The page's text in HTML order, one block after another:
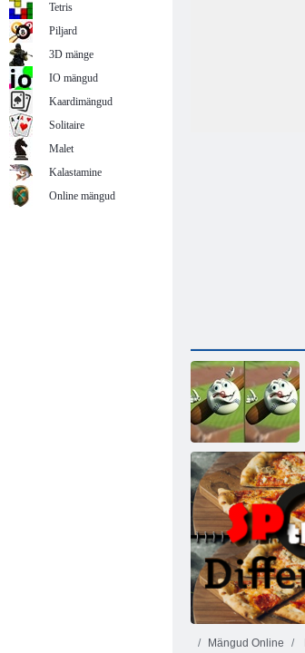
Smiley Erinevus
2 Sport Edition
Mängud Online
Tetris
Piljard
3D mänge
IO mängud
Kaardimängud
Solitaire
Malet
Kalastamine
Online mängud